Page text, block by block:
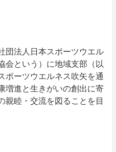
法人日本スポーツウエル
会という）に地域支部（以
ポーツウエルネス吹矢を通
増進と生きがいの創出に寄
親睦・交流を図ることを目